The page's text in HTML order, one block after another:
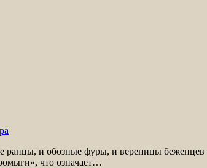
ранцы, и обозные фуры, и вереницы
что означает…